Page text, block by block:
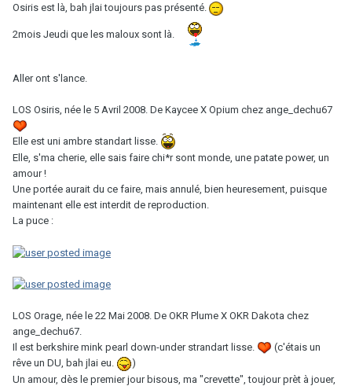
Osiris est là, bah jlai toujours pas présenté.
2mois Jeudi que les maloux sont là.
Aller ont s'lance.
LOS Osiris, née le 5 Avril 2008. De Kaycee X Opium chez ange_dechu67
Elle est uni ambre standart lisse.
Elle, s'ma cherie, elle sais faire chi*r sont monde, une patate power, un
amour !
Une portée aurait du ce faire, mais annulé, bien heuresement, puisque
maintenant elle est interdit de reproduction.
La puce :
LOS Orage, née le 22 Mai 2008. De OKR Plume X OKR Dakota chez
ange_dechu67.
Il est berkshire mink pearl down-under strandart lisse.
(c'étais un
rêve un DU, bah jlai eu.
)
Un amour, dès le premier jour bisous, ma "crevette", toujour prèt à jouer,